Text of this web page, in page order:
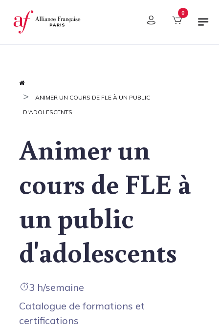
Panneau de gestion des cookies 0
ANIMER UN COURS DE FLE À UN PUBLIC
D'ADOLESCENTS
Animer un
cours de FLE à
un public
d'adolescents
3 h/semaine
Catalogue de formations et
certifications